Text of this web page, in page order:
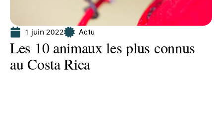
1 juin 2022 Actu
Les 10 animaux les plus connus
au Costa Rica